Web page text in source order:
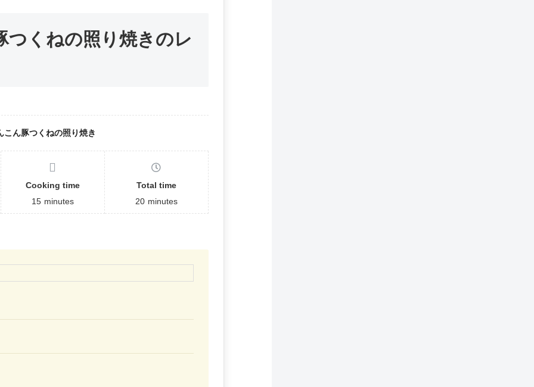
つくねの照り焼きのレ
こん豚つくねの照り焼き
Cooking time
15 minutes
Total time
20 minutes